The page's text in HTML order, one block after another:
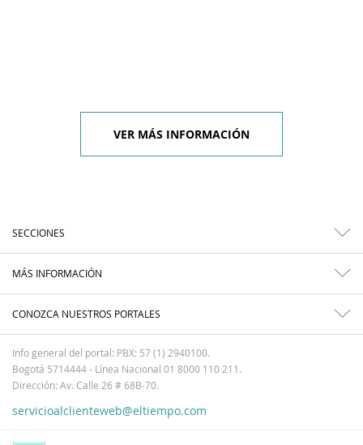
VER MÁS INFORMACIÓN
SECCIONES
MÁS INFORMACIÓN
CONOZCA NUESTROS PORTALES
Info general del portal: PBX: 57 (1) 2940100.
Bogotá 5714444 - Línea Nacional 01 8000 110 211.
Dirección: Av. Calle 26 # 68B-70.
servicioalclienteweb@eltiempo.com